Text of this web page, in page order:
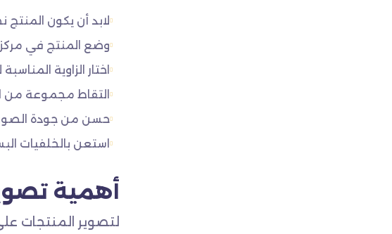
لابد أن يكون
وضع المنتج في
اختار الزاوية
التقاط مجموعة من
حسن من جودة الصور
استعن بالخلفيات
أهمية
لتصوير المنتجات